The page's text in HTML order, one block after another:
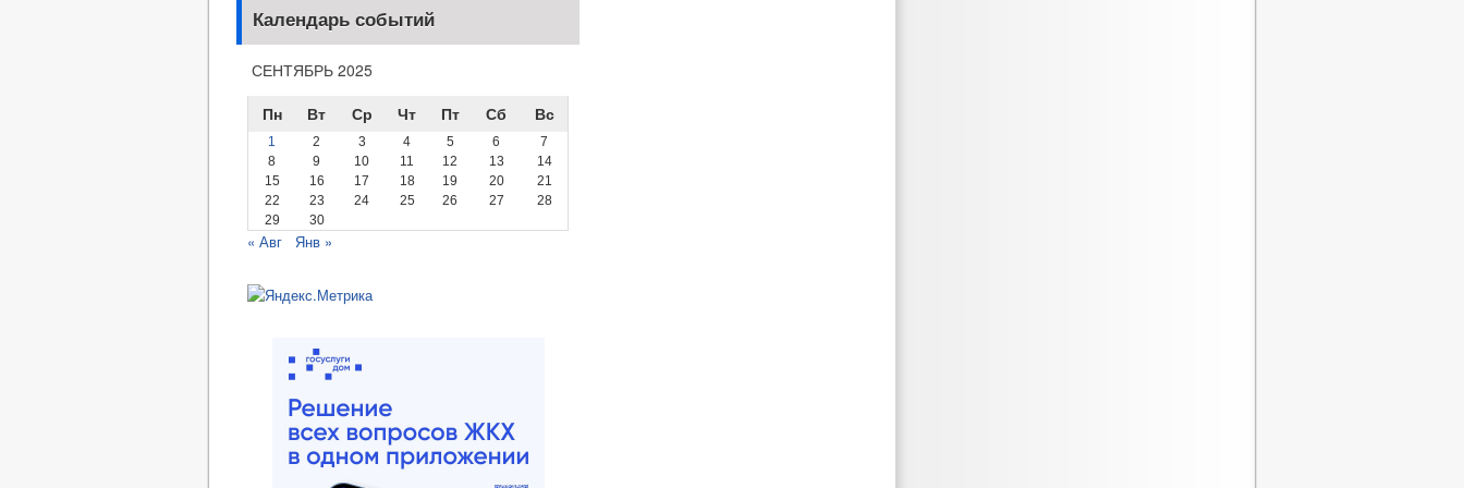
Календарь событий
СЕНТЯБРЬ 2025
Пн
Вт Ср Чт Пт Сб Вс
1 2 3 4 5 6
7
8
9 10 11 12 13
14
15
16 17 18 19 20
21
22
23 24 25 26 27
28
29
30
« Авг Янв »